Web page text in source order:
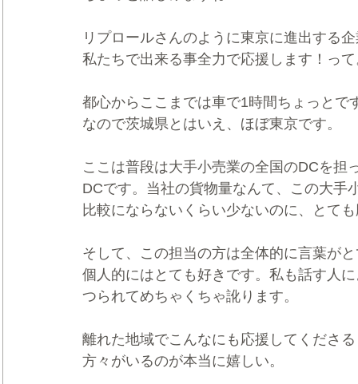
リプロールさんのように東京に進出する
私たちで出来る事全力で応援します！っ
都心からここまでは車で1時間ちょっとで
なので茨城県とはいえ、ほぼ東京です。
ここは普段は大手小売業の全国のDCを担
DCです。当社の貨物量なんて、この大手
比較にならないくらい少ないのに、とて
そして、この担当の方は全体的に言葉が
個人的にはとても好きです。私も話す人
つられてめちゃくちゃ訛ります。
離れた地域でこんなにも応援してくださる
方々がいるのが本当に嬉しい。